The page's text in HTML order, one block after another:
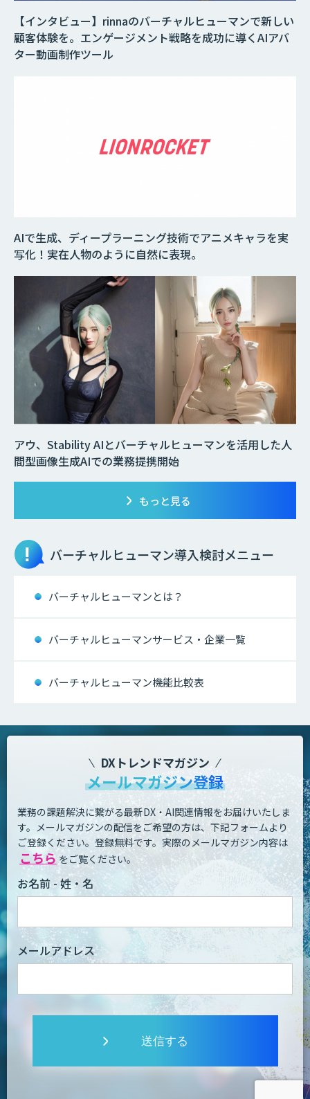
アウ、Stability AIとバーチャルヒューマンを活用した人
間型画像生成AIでの業務提携開始
AIで生成、ディープラーニング技術でアニメキャラを実
写化！実在人物のように自然に表現。
【インタビュー】rinnaのバーチャルヒューマンで新しい
顧客体験を。エンゲージメント戦略を成功に導くAIアバ
ター動画制作ツール
もっと見る
バーチャルヒューマン導入検討メニュー
バーチャルヒューマンとは？
バーチャルヒューマンサービス・企業一覧
バーチャルヒューマン機能比較表
DXトレンドマガジン
メールマガジン登録
業務の課題解決に繋がる最新DX・AI関連情報をお届けいたしま
す。 メールマガジンの配信をご希望の方は、下記フォームより
ご登録ください。登録無料です。 実際のメールマガジン内容は
こちら をご覧ください。
お名前 - 姓・名
メールアドレス
送信する